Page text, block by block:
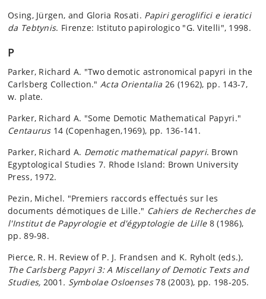
Osing, Jürgen, and Gloria Rosati. Papiri geroglifici e ieratici
da Tebtynis. Firenze: Istituto papirologico "G. Vitelli", 1998.
P
Parker, Richard A. "Two demotic astronomical papyri in the
Carlsberg Collection." Acta Orientalia 26 (1962), pp. 143-7,
w. plate.
Parker, Richard A. "Some Demotic Mathematical Papyri."
Centaurus14 (Copenhagen,1969), pp. 136-141.
Parker, Richard A. Demotic mathematical papyri. Brown
Egyptological Studies 7. Rhode Island: Brown University
Press, 1972.
Pezin, Michel. "Premiers raccords effectués sur les
documents démotiques de Lille." Cahiers de Recherches de
l'Institut de Papyrologie et d'égyptologie de Lille8 (1986),
pp. 89-98.
Pierce, R. H. Review of P. J. Frandsen and K. Ryholt (eds.),
The Carlsberg Papyri 3: A Miscellany of Demotic Texts and
Studies, 2001 . Symbolae Osloenses78 (2003), pp. 198-205.